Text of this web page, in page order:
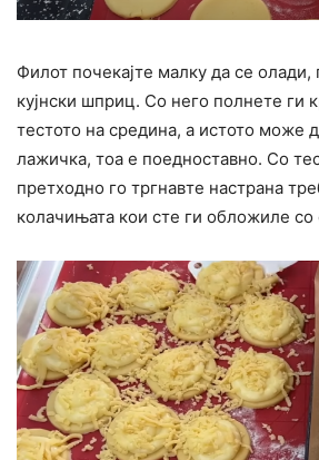
Филот почекајте малку да се олади,
кујнски шприц. Со него полнете ги
тестото на средина, а истото може
лажичка, тоа е поедноставно. Со
претходно го тргнавте настрана
колачињата кои сте ги обложиле со